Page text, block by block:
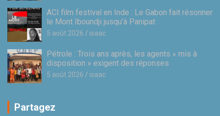
ACI film festival en Inde : Le Gabon fait résonner
le Mont Iboundji jusqu’à Panipat
5 août 2026 isaac
Pétrole : Trois ans après, les agents « mis à
disposition » exigent des réponses
5 août 2026 isaac
Partagez